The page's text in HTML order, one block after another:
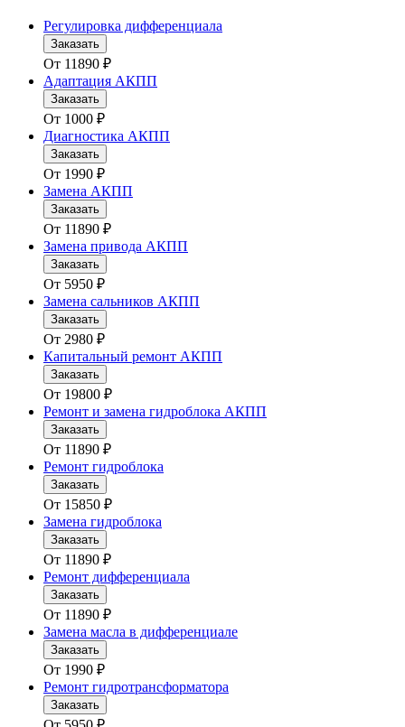
Регулировка дифференциала
Заказать
От 11890 ₽
Адаптация АКПП
Заказать
От 1000 ₽
Диагностика АКПП
Заказать
От 1990 ₽
Замена АКПП
Заказать
От 11890 ₽
Замена привода АКПП
Заказать
От 5950 ₽
Замена сальников АКПП
Заказать
От 2980 ₽
Капитальный ремонт АКПП
Заказать
От 19800 ₽
Ремонт и замена гидроблока АКПП
Заказать
От 11890 ₽
Ремонт гидроблока
Заказать
От 15850 ₽
Замена гидроблока
Заказать
От 11890 ₽
Ремонт дифференциала
Заказать
От 11890 ₽
Замена масла в дифференциале
Заказать
От 1990 ₽
Ремонт гидротрансформатора
Заказать